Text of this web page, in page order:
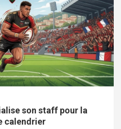
son staff pour la
calendrier